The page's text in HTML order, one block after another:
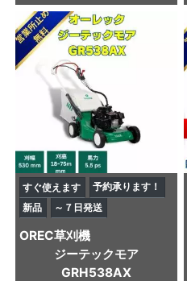
すぐ使えます
予約承ります！
新品
～７日発送
OREC草刈機
ジーテックモア
GRH538AX